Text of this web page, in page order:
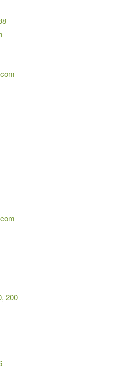
200